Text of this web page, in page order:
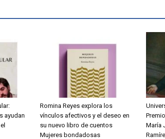
ayudan
Romina Reyes explora los
vínculos afectivos y el deseo en
su nuevo libro de cuentos
Mujeres bondadosas
María